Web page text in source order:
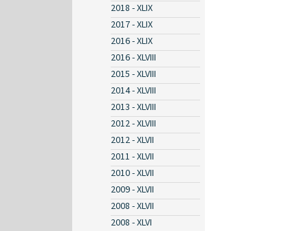
2018 - XLIX
2017 - XLIX
2016 - XLIX
2016 - XLVIII
2015 - XLVIII
2014 - XLVIII
2013 - XLVIII
2012 - XLVIII
2012 - XLVII
2011 - XLVII
2010 - XLVII
2009 - XLVII
2008 - XLVII
2008 - XLVI